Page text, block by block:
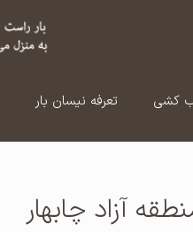
کشی تعرفه نیسان بار
آزاد چابهار